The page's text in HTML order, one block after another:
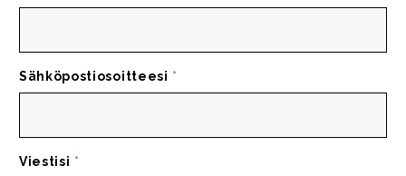
Sähköpostiosoitteesi *
Viestisi *